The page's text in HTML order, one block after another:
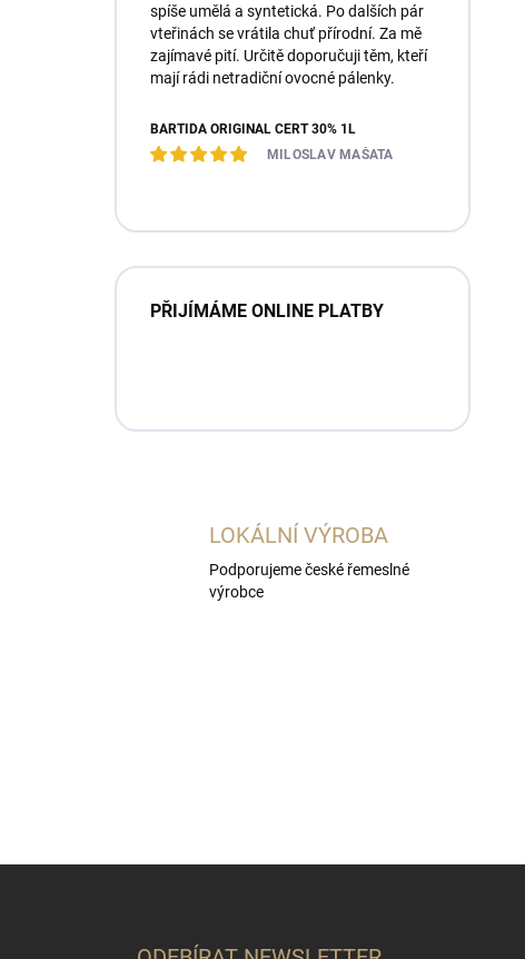
spíše umělá a syntetická. Po dalších pár
vteřinách se vrátila chuť přírodní. Za mě
zajímavé pití. Určitě doporučuji těm, kteří
mají rádi netradiční ovocné pálenky.
BARTIDA ORIGINÁL ČERT 30% 1L
MILOSLAV MAŠATA
PŘIJÍMÁME ONLINE PLATBY
LOKÁLNÍ VÝROBA
Podporujeme české řemeslné
výrobce